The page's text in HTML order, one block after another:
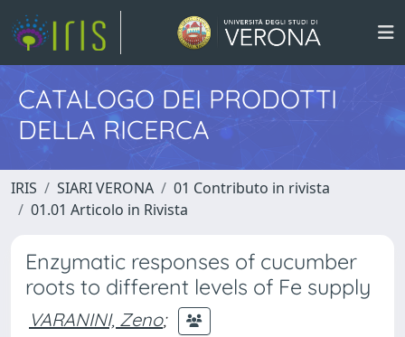
CATALOGO DEI PRODOTTI
DELLA RICERCA
IRIS SIARI VERONA
01 Contributo in rivista
01.01 Articolo in Rivista
Enzymatic responses of cucumber
roots to different levels of Fe supply
VARANINI, Zeno;